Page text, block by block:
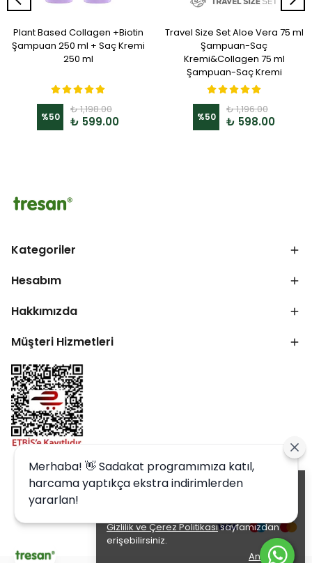
Alışveriş deneyiminizi iyileştirmek için
Gizlilik ve Çerez Politikasısayfamızdan
erişebilirsiniz.
Anladım
Plant Based Collagen +Biotin
Şampuan 250 ml + Saç Kremi
250 ml
%50
₺ 1,198.00
₺ 599.00
Travel Size Set Aloe Vera 75 ml
Şampuan-Saç
Kremi&Collagen 75 ml
Şampuan-Saç Kremi
%50
₺ 1,196.00
₺ 598.00
Kategoriler
Hesabım
Hakkımızda
Müşteri Hizmetleri
Merhaba! 👋 Sadakat programımıza katıl,
harcama yaptıkça ekstra indirimlerden
yararlan!